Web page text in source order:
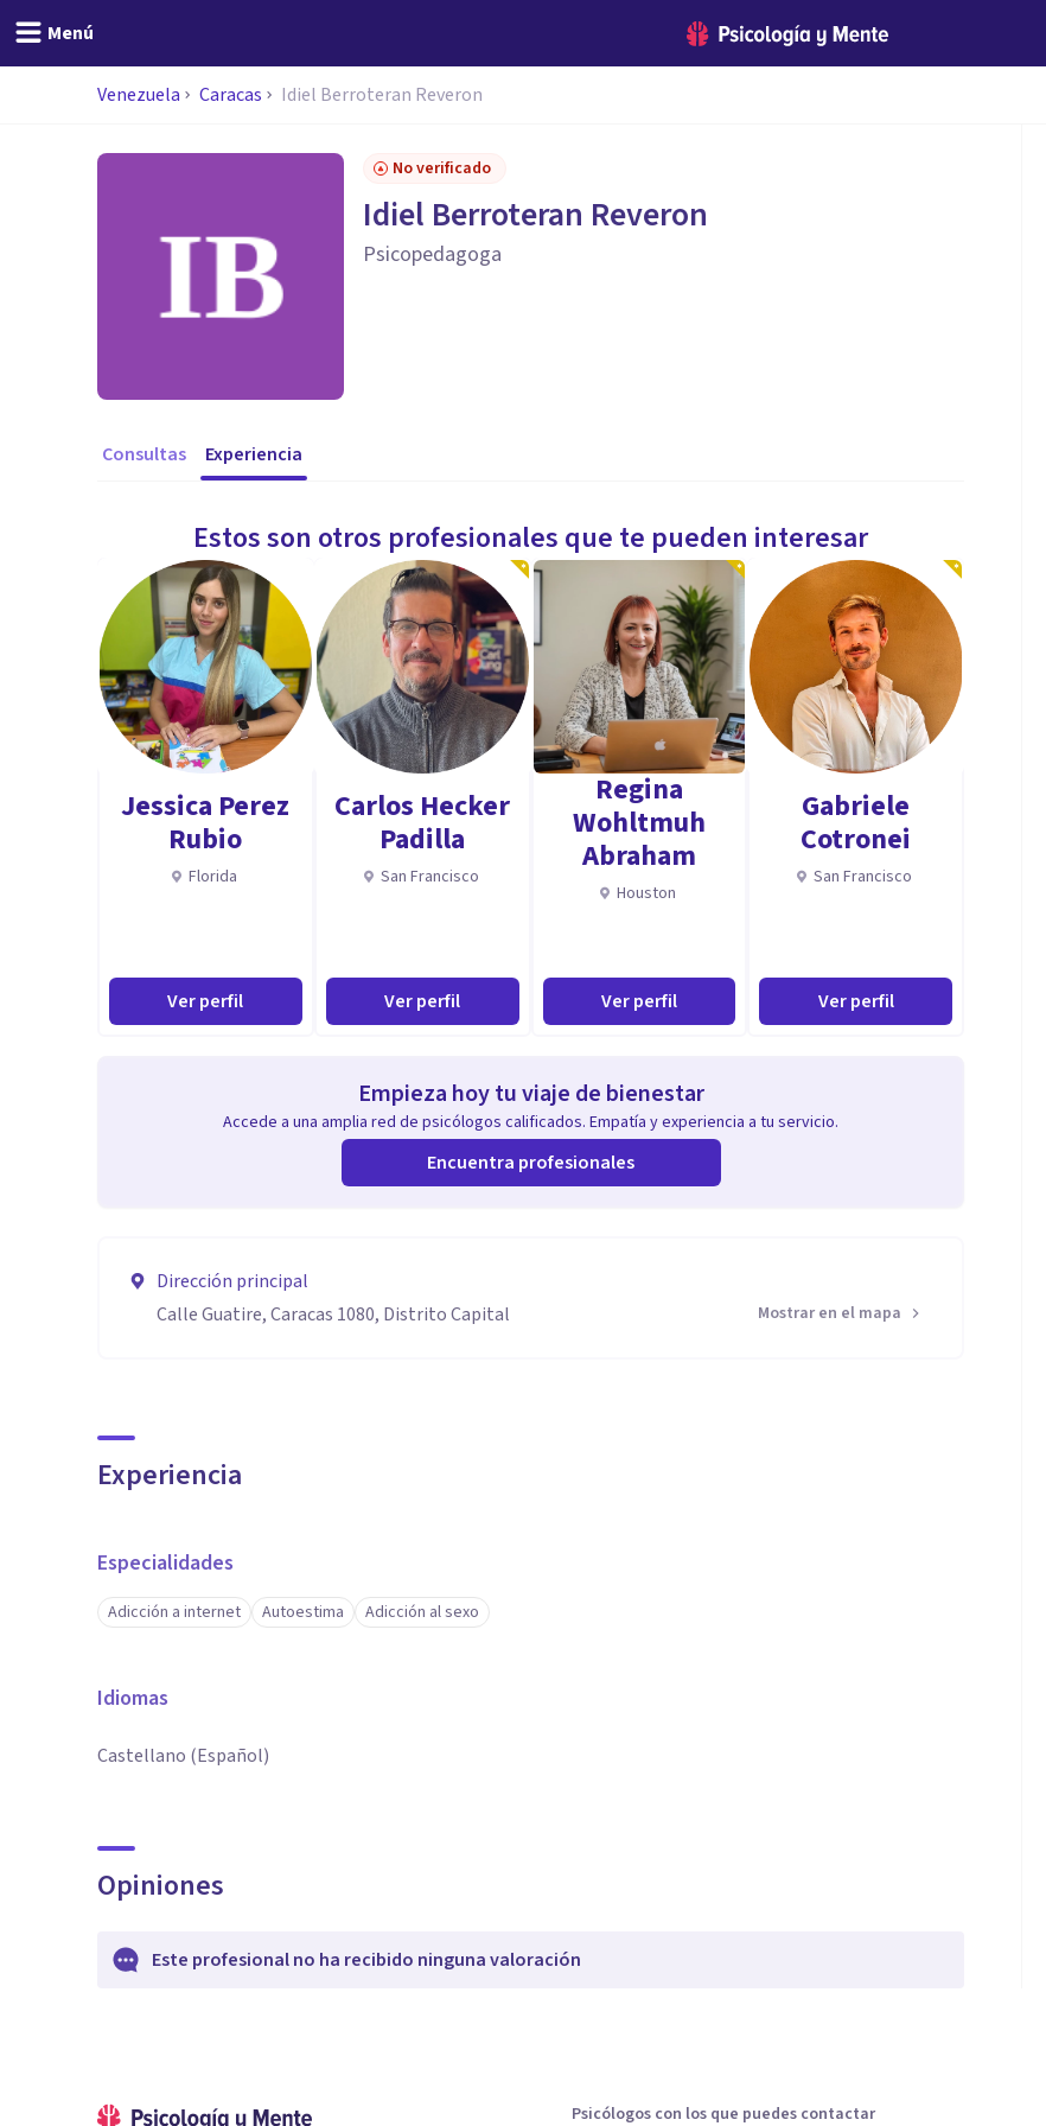
Menú
Venezuela Caracas Idiel Berroteran Reveron
No verificado
Idiel Berroteran Reveron
Psicopedagoga
Consultas Experiencia
Estos son otros profesionales que te pueden interesar
Jessica Perez
Rubio
Florida
Ver perfil
Carlos Hecker
Padilla
San Francisco
Ver perfil
Regina
Wohltmuh
Abraham
Houston
Ver perfil
Gabriele
Cotronei
San Francisco
Ver perfil
Empieza hoy tu viaje de bienestar
Accede a una amplia red de psicólogos calificados. Empatía y experiencia a tu servicio.
Encuentra profesionales
Dirección principal
Calle Guatire, Caracas 1080, Distrito Capital
Mostrar en el mapa
Experiencia
Especialidades
Adicción a internet Autoestima Adicción al sexo
Idiomas
Castellano (Español)
Opiniones
Este profesional no ha recibido ninguna valoración
Psicólogos con los que puedes contactar